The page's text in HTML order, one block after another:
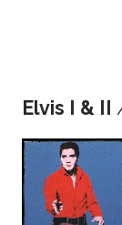
Elvis I & II